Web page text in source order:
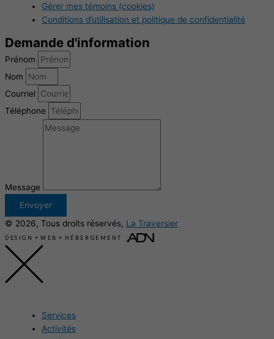
Gérer mes témoins (cookies)
Conditions d’utilisation et politique de confidentialité
Demande d'information
Prénom
Nom
Courriel
Téléphone
Message
Envoyer
© 2026, Tous droits réservés, La Traversier
DESIGN + WEB + HÉBERGEMENT
Services
Activités